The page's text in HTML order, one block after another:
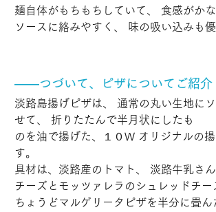
麺自体がもちもちしていて、 食感がか
ソースに絡みやすく、 味の吸い込みも優
――つづいて、ピザについてご紹介
淡路島揚げピザは、 通常の丸い生地に
せて、 折りたたんで半月状にしたも
のを油で揚げた、１０W オリジナルの
す。
具材は、淡路産のトマト、 淡路牛乳さ
チーズとモッツァレラのシュレッドチー
ちょうどマルゲリータピザを半分に畳